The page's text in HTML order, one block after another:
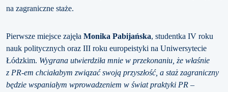
na zagraniczne staże.
Pierwsze miejsce zajęła Monika Pabijańska, studentka IV roku
nauk politycznych oraz III roku europeistyki na Uniwersytecie
Łódzkim. Wygrana utwierdziła mnie w przekonaniu, że właśnie
z PR-em chciałabym związać swoją przyszłość, a staż zagraniczny
będzie wspaniałym wprowadzeniem w świat praktyki PR –